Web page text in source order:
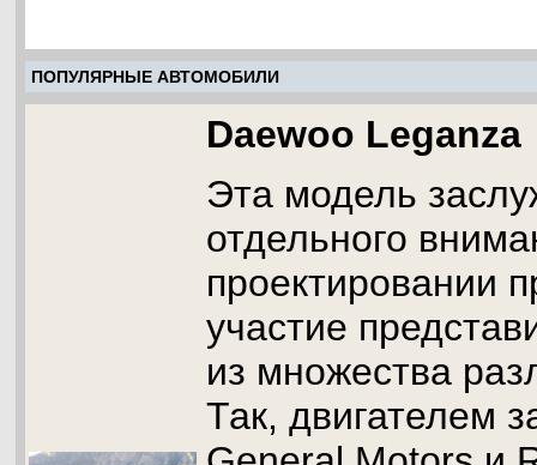
ПОПУЛЯРНЫЕ АВТОМОБИЛИ
Daewoo Leganza
Эта модель
отдельного
проектировании
участие
из множества
Так, двигателем